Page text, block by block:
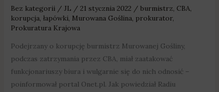
Bez kategorii/ JL / 21 stycznia 2022 / burmistrz, CBA,
korupcja, łapówki, Murowana Goślina, prokurator,
Prokuratura Krajowa
Podejrzany o korupcję burmistrz Murowanej Gośliny,
podczas zatrzymania przez CBA, miał zaatakować
funkcjonariuszy biura i wulgarnie się do nich odnosić –
poinformował portal Onet.pl. Jak powiedział Radiu